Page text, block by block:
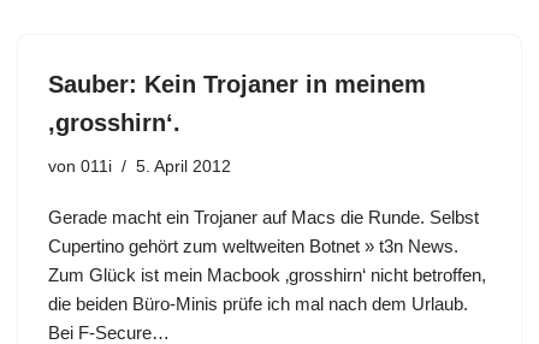
Sauber: Kein Trojaner in meinem
‚grosshirn‘.
von 011i 5. April 2012
Gerade macht ein Trojaner auf Macs die Runde. Selbst
Cupertino gehört zum weltweiten Botnet » t3n News.
Zum Glück ist mein Macbook ‚grosshirn‘ nicht betroffen,
die beiden Büro-Minis prüfe ich mal nach dem Urlaub.
Bei F-Secure…